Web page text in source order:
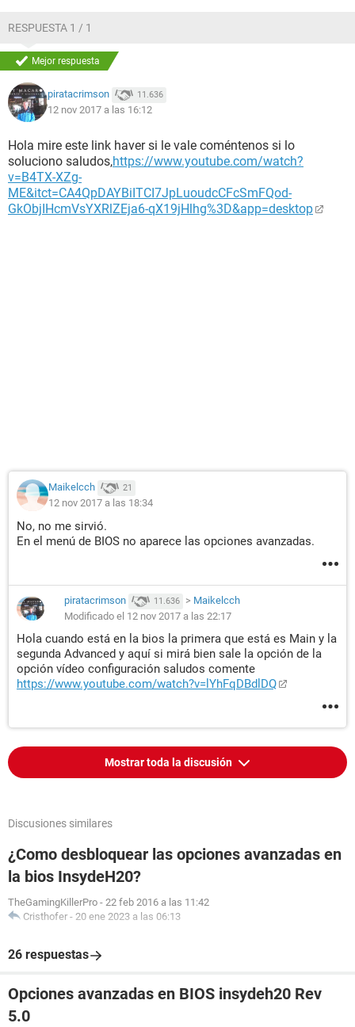
RESPUESTA 1 / 1
Mejor respuesta
piratacrimson 11.636
12 nov 2017 a las 16:12
Hola mire este link haver si le vale coméntenos si lo
soluciono saludos,https://www.youtube.com/watch?
v=B4TX-XZg-
ME&itct=CA4QpDAYBiITCI7JpLuoudcCFcSmFQod-
GkObjIHcmVsYXRlZEja6-qX19jHlhg%3D&app=desktop
Maikelcch 21
12 nov 2017 a las 18:34
No, no me sirvió.
En el menú de BIOS no aparece las opciones avanzadas.
piratacrimson 11.636 > Maikelcch
Modificado el 12 nov 2017 a las 22:17
Hola cuando está en la bios la primera que está es Main y la
segunda Advanced y aquí si mirá bien sale la opción de la
opción vídeo configuración saludos comente
https://www.youtube.com/watch?v=lYhFqDBdlDQ
Mostrar toda la discusión
Discusiones similares
¿Como desbloquear las opciones avanzadas en
la bios InsydeH20?
TheGamingKillerPro - 22 feb 2016 a las 11:42
Cristhofer - 20 ene 2023 a las 06:13
26 respuestas
Opciones avanzadas en BIOS insydeh20 Rev
5.0